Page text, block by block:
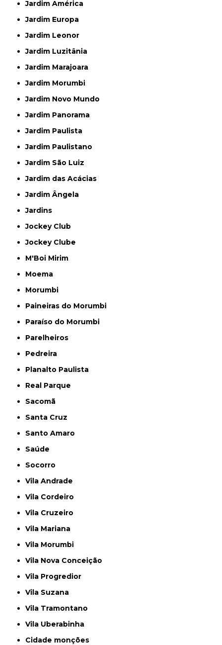
Jardim América
Jardim Europa
Jardim Leonor
Jardim Luzitânia
Jardim Marajoara
Jardim Morumbi
Jardim Novo Mundo
Jardim Panorama
Jardim Paulista
Jardim Paulistano
Jardim São Luiz
Jardim das Acácias
Jardim Ângela
Jardins
Jockey Club
Jockey Clube
M'Boi Mirim
Moema
Morumbi
Paineiras do Morumbi
Paraíso do Morumbi
Parelheiros
Pedreira
Planalto Paulista
Real Parque
Sacomã
Santa Cruz
Santo Amaro
Saúde
Socorro
Vila Andrade
Vila Cordeiro
Vila Cruzeiro
Vila Mariana
Vila Morumbi
Vila Nova Conceição
Vila Progredior
Vila Suzana
Vila Tramontano
Vila Uberabinha
cidade monções